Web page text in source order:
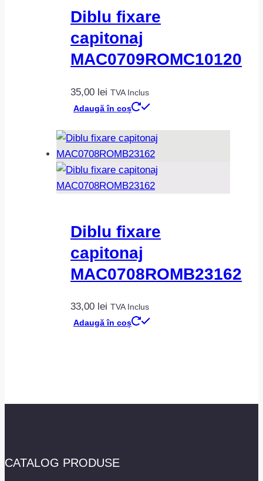
Diblu fixare
capitonaj
MAC0709ROMC10120
35,00 lei TVA Inclus
Adaugă în coș
Diblu fixare
capitonaj
MAC0708ROMB23162
33,00 lei TVA Inclus
Adaugă în coș
CATALOG PRODUSE